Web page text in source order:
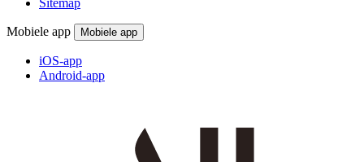
Sitemap
Mobiele app Mobiele app
iOS-app
Android-app